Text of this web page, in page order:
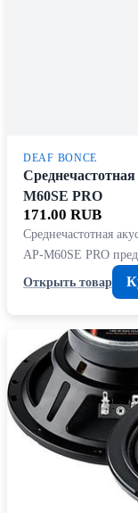
DEAF BONCE
M60SE PRO
171.00 RUB
Среднечастотная
AP-M60SE PRO
Открыть товар